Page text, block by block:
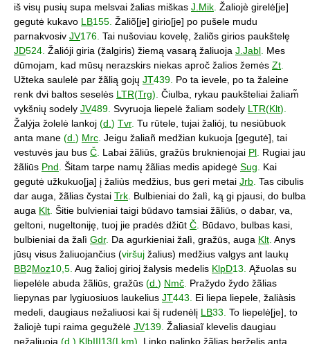
iš visų pusių supa melsvai žalias miškas J.Mik Žaliojè girelė[je]
gegutė kukavo LB155. Žaliõ[je] girio[je] po pušele mudu
parnakvosiv JV176. Tai nušoviau kovelę, žaliõs girios paukštelę
JD524. Žalióji giria (žalgiris) žiemą vasarą žaliuoja J.Jabl Mes
dūmojam, kad mūsų nerazskirs niekas aproč žalios žemės Zt
Užteka saulelė par žãlią gojų JT439. Po ta ievele, po ta žaleine
renk dvi baltos seselės LTR(Trg). Čiulba, rykau paukšteliai žaliam̃
vykšnių sodely JV489. Svyruoja liepelė žaliam sodely LTR(Klt).
Žalýja žolelė lankoj (d. ) Tvr. Tu rūtele, tujai žaliój, tu nesiūbuok
anta mane (d. ) Mrc Jeigu žaliañ medžian kukuoja [gegutė], tai
vestuvės jau bus Č Labai žãliūs, gražūs bruknienojai Pl Rugiai jau
žãliūs Pnd Šitam tarpe namų žãlias medis apidegė Sug
Kai
gegutė užkukuo[ja] į žaliùs medžius, bus geri metai Jrb Tas cibulis
dar auga, žãlias čystai Trk Bulbieniai do žalì, ką gi pjausi, do bulba
auga Klt Šitie bulvieniai taigi būdavo tamsiai žãliūs, o dabar, va,
geltoni, nugeltoniję, tuoj jie pradės džiūt Č Būdavo, bulbas kasi,
bulbieniai da žalì Gdr. Da agurkieniai žalì, gražūs, auga Klt Anys
jūsų visus žaliuojančius (viršuj žalius) medžius valgys ant laukų
BB2Moz10,5. Aug žalioj girioj žalysis medelis KlpD13. Ąžuolas su
liepelėle abuda žãliūs, gražūs (d. ) Nmč Pražydo žydo žãlias
liepynas par lygiuosiuos laukelius JT443.
Ei liepa liepele, žaliàsis
medeli, daugiaus nežaliuosi kai šį rudenėlį LB33. To liepelė[je], to
žaliojè tupi raima gegužėlė JV139. Žaliasiaĩ klevelis daugiau
nežaliuoja (d. ) KlbIII13(Lkm). Linko palinko žãlias berželis anta